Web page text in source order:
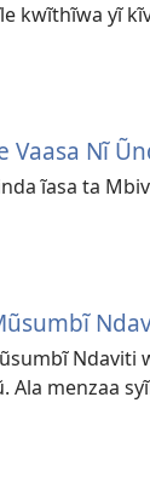
kwĩthĩwa yĩ
Nĩ
ĩasa ta
Ndaviti
menzaa